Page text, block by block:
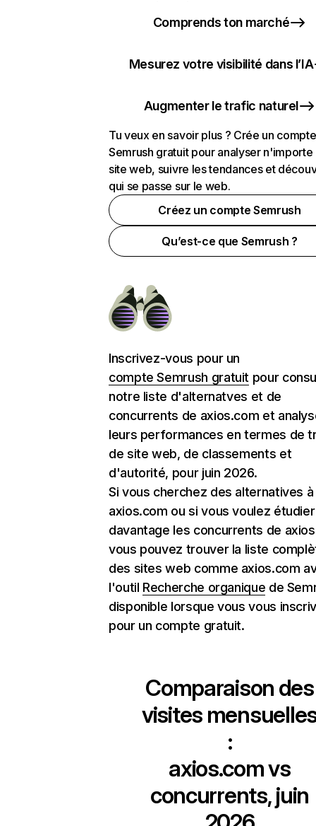
Comprends ton marché
Mesurez votre visibilité dans l’IA
Augmenter le trafic naturel
Tu veux en savoir plus ? Crée un compte
Semrush gratuit pour analyser n'importe
site web, suivre les tendances et
qui se passe sur le web.
Créez un compte Semrush
Qu’est-ce que Semrush ?
Inscrivez-vous pour un
compte Semrush gratuit pour
notre liste d'alternatves et de
concurrents de axios.com et
leurs performances en termes de
de site web, de classements et
d'autorité, pour juin 2026.
Si vous cherchez des alternatives à
axios.com ou si vous voulez étudier
davantage les concurrents de
vous pouvez trouver la liste
des sites web comme axios.com
l'outil Recherche organique de
disponible lorsque vous vous
pour un compte gratuit.
Comparaison des
visites
:
axios.comvs
concurrents, juin